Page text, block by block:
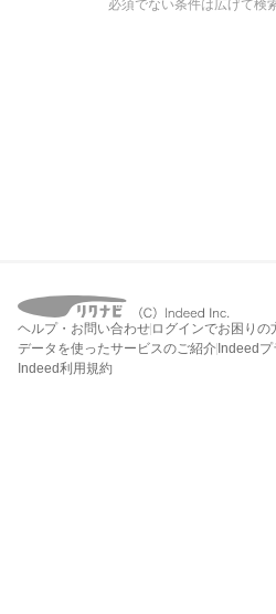
必須でない条件は広げて検
ヘルプ・お問い合わせ ログインでお困りの
データを使ったサービスのご紹介 Indeed
Indeed利用規約